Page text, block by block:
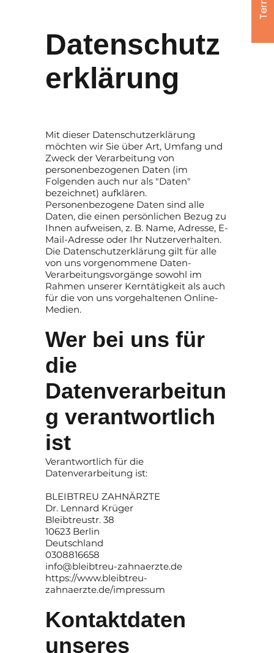
Datenschutz
erklärung
Mit dieser Datenschutzerklärung
möchten wir Sie über Art, Umfang und
Zweck der Verarbeitung von
personenbezogenen Daten (im
Folgenden auch nur als "Daten"
bezeichnet) aufklären.
Personenbezogene Daten sind alle
Daten, die einen persönlichen Bezug zu
Ihnen aufweisen, z. B. Name, Adresse, E-
Mail-Adresse oder Ihr Nutzerverhalten.
Die Datenschutzerklärung gilt für alle
von uns vorgenommene Daten-
Verarbeitungsvorgänge sowohl im
Rahmen unserer Kerntätigkeit als auch
für die von uns vorgehaltenen Online-
Medien.
Wer bei uns für
die
Datenverarbeitun
g verantwortlich
ist
Verantwortlich für die
Datenverarbeitung ist:
BLEIBTREU ZAHNÄRZTE
Dr. Lennard Krüger
Bleibtreustr. 38
10623 Berlin
Deutschland
0308816658
info@bleibtreu-zahnaerzte.de
https://www.bleibtreu-
zahnaerzte.de/impressum
Kontaktdaten
unseres